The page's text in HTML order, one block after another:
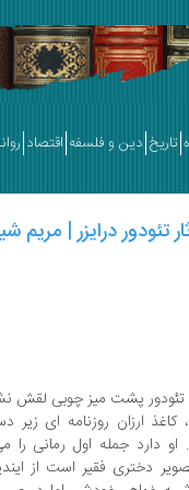
تاریخ دین و فلسفه اقتصاد
تئودور درایزر | مریم
تئودور پشت میز چوبی
ارزان روزنامه ای
او دارد جمله اول رمانی
دختری فقیر است از